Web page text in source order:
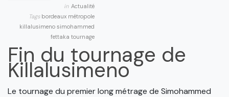
in Actualité
Tags bordeaux métropole
killalusimeno simohammed
fettaka tournage
Fin du tournage de
Killalusimeno
Le tournage du premier long métrage de Simohammed